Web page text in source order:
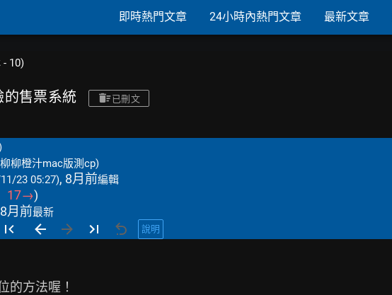
即時熱門文章 24小時內熱門文章 最新文章
10)
的售票系統 已刪文
柳橙汁mac版測cp)
23 05:27), 8月前編輯
17→)
月前最新
說明
的方法喔！